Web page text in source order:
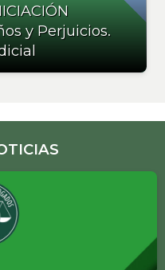
y Perjuicios.